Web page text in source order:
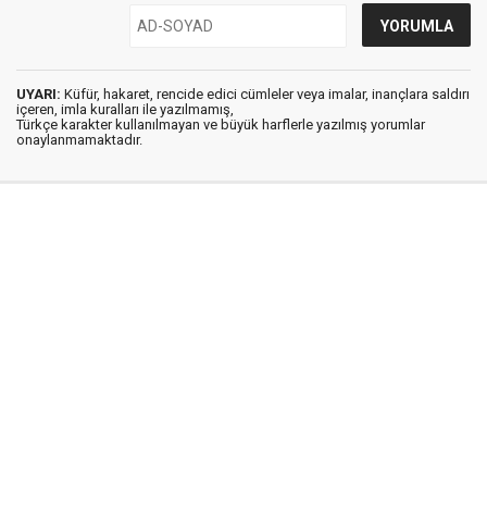
UYARI: Küfür, hakaret, rencide edici cümleler veya imalar, inançlara saldırı
içeren, imla kuralları ile yazılmamış,
Türkçe karakter kullanılmayan ve büyük harflerle yazılmış yorumlar
onaylanmamaktadır.